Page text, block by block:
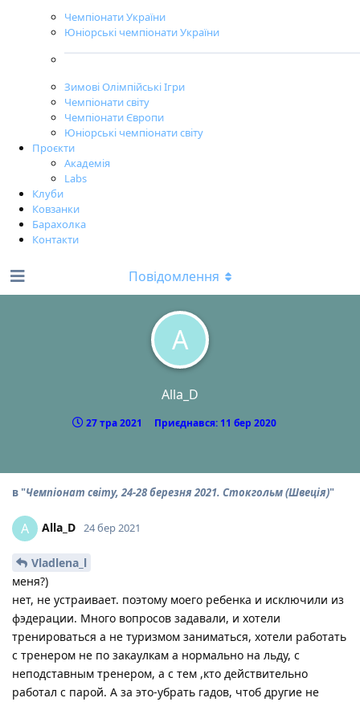
Чемпіонати України
Юніорські чемпіонати України
Зимові Олімпійські Ігри
Чемпіонати світу
Чемпіонати Європи
Юніорські чемпіонати світу
Проєкти
Академія
Labs
Клуби
Ковзанки
Барахолка
Контакти
A
Alla_D
27 тра 2021 Приєднався: 11 бер 2020
Повідомлення
в "Чемпіонат світу, 24-28 березня 2021. Стокгольм (Швеція)"
A Alla_D 24 бер 2021
Vladlena_l
меня?)
нет, не устраивает. поэтому моего ребенка и исключили из
фэдерации. Много вопросов задавали, и хотели
тренироваться а не туризмом заниматься, хотели работать
с тренером не по закаулкам а нормально на льду, с
неподставным тренером, а с тем ,кто действительно
работал с парой. А за это-убрать гадов, чтоб другие не